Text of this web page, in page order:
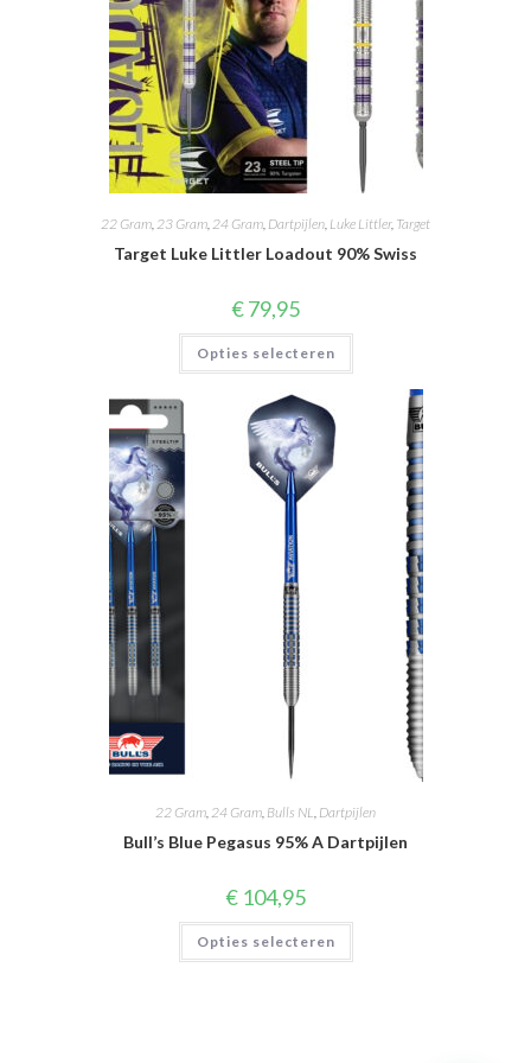
22 Gram,23 Gram,24 Gram, Dartpijlen, Luke Littler, Target
Target Luke Littler Loadout 90% Swiss
€79,95
Opties selecteren
Dit
heeft
meerdere
variaties.
gekozen
worden
productpagina
22 Gram 24 Gram Bulls NL Dartpijlen
Bull’s Blue Pegasus 95% A Dartpijlen
€ 104,95
Opties selecteren
Dit
heeft